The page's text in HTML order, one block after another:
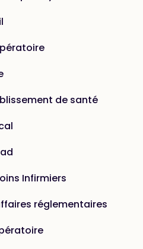
de santé
Infirmiers
réglementaires